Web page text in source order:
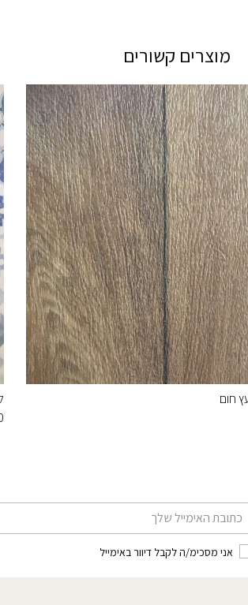
מוצרים קשורים
חום
אני מסכימ/ה לקבל דיוור באימייל